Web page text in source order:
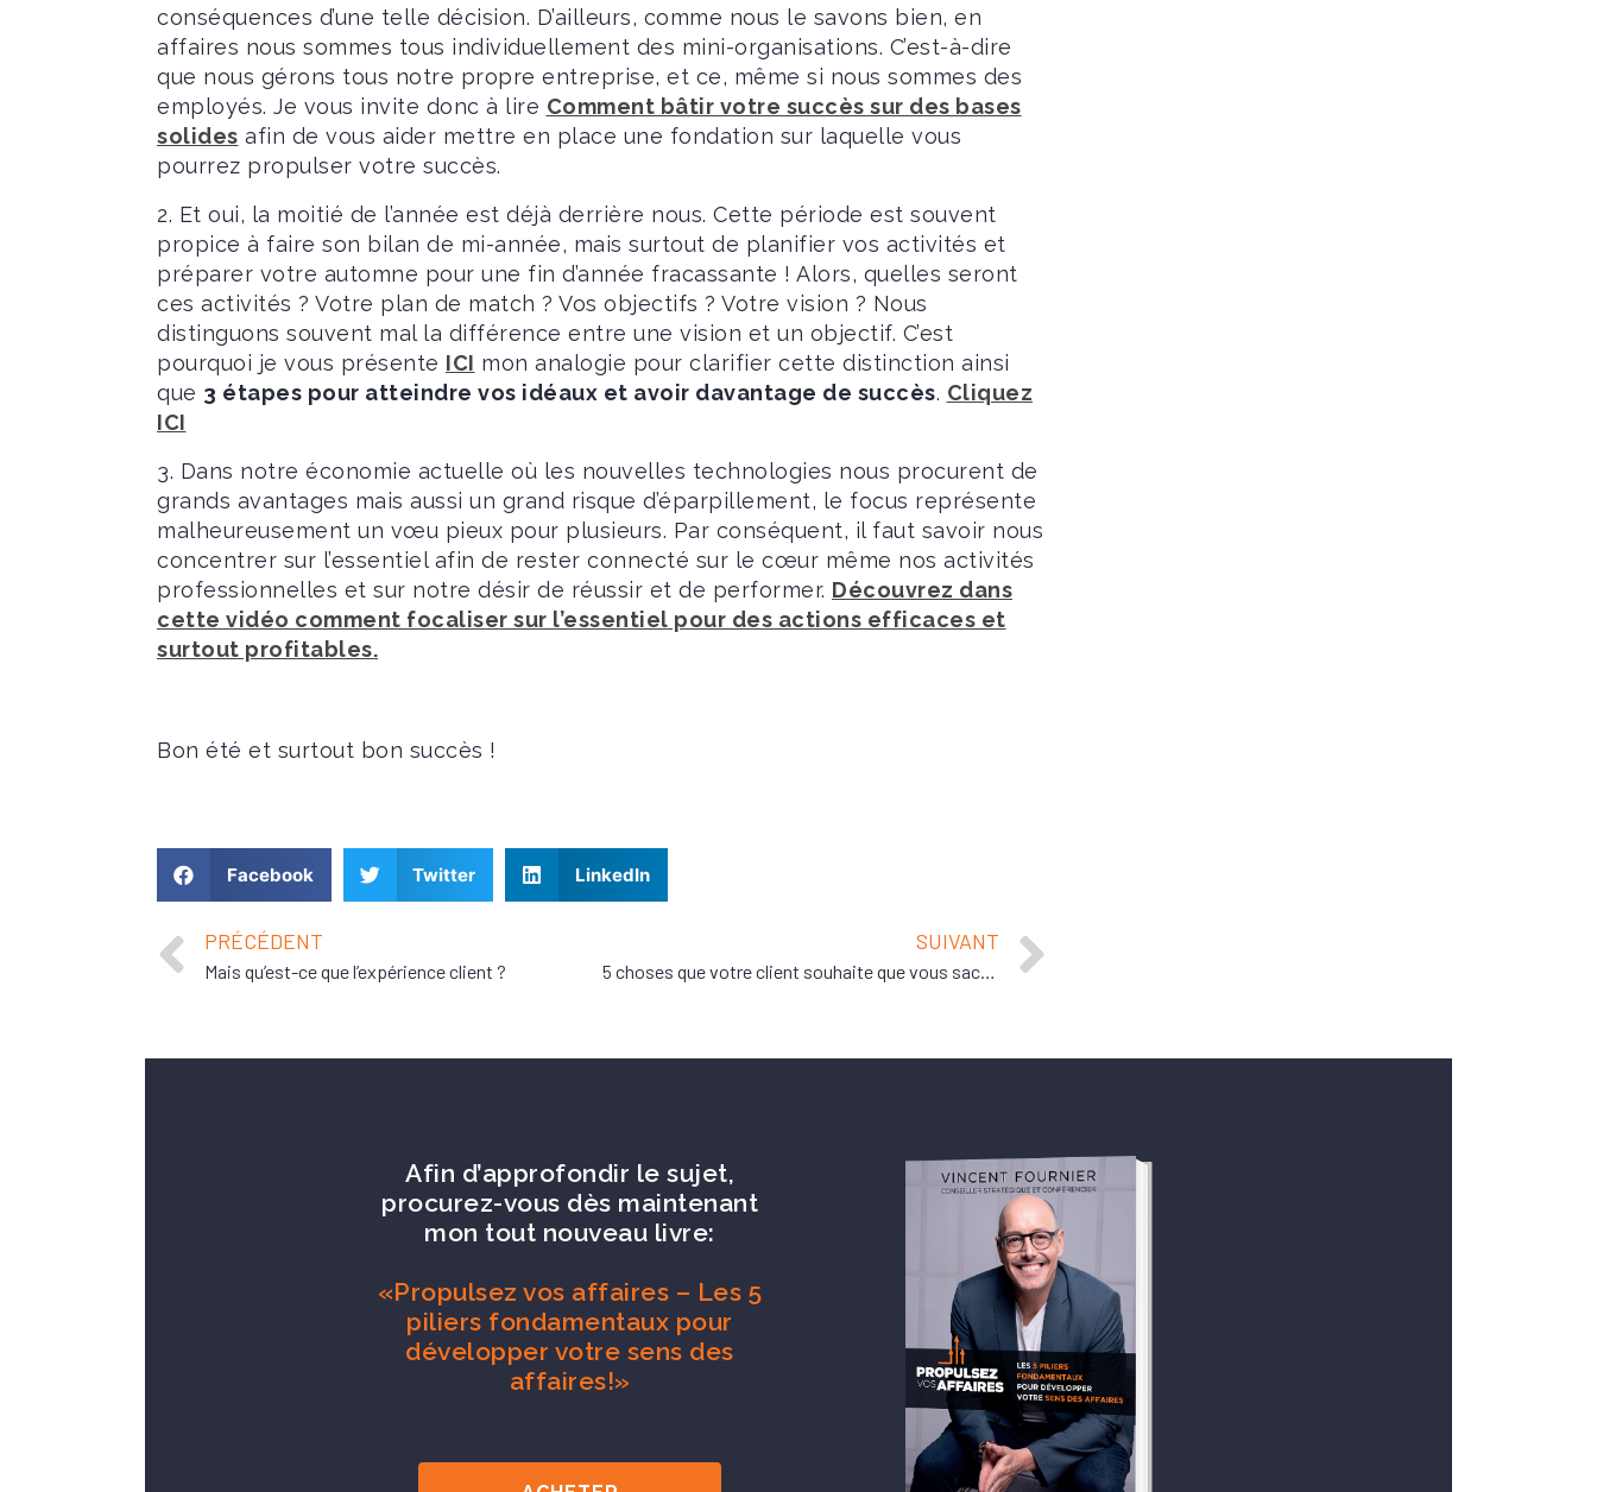
conséquences d’une telle décision. D’ailleurs, comme nous le savons bien, en
affaires nous sommes tous individuellement des mini-organisations. C’est-à-dire
que nous gérons tous notre propre entreprise, et ce, même si nous sommes des
employés. Je vous invite donc à lire Comment bâtir votre succès sur des bases
solides afin de vous aider mettre en place une fondation sur laquelle vous
pourrez propulser votre succès.
2. Et oui, la moitié de l’année est déjà derrière nous. Cette période est souvent
propice à faire son bilan de mi-année, mais surtout de planifier vos activités et
préparer votre automne pour une fin d’année fracassante ! Alors, quelles seront
ces activités ? Votre plan de match ? Vos objectifs ? Votre vision ? Nous
distinguons souvent mal la différence entre une vision et un objectif. C’est
pourquoi je vous présente ICI mon analogie pour clarifier cette distinction ainsi
que 3 étapes pour atteindre vos idéaux et avoir davantage de succès. Cliquez
ICI
3. Dans notre économie actuelle où les nouvelles technologies nous procurent de
grands avantages mais aussi un grand risque d’éparpillement, le focus représente
malheureusement un vœu pieux pour plusieurs. Par conséquent, il faut savoir nous
concentrer sur l’essentiel afin de rester connecté sur le cœur même nos activités
professionnelles et sur notre désir de réussir et de performer. Découvrez dans
cette vidéo comment focaliser sur l’essentiel pour des actions efficaces et
surtout profitables.
Bon été et surtout bon succès !
Facebook Twitter LinkedIn
PRÉCÉDENT
Mais qu’est-ce que l’expérience client ?
SUIVANT
5 choses que votre client souhaite que vous sachiez
Afin d’approfondir le sujet,
procurez-vous dès maintenant
mon tout nouveau livre:
«Propulsez vos affaires – Les 5
piliers fondamentaux pour
développer votre sens des
affaires!»